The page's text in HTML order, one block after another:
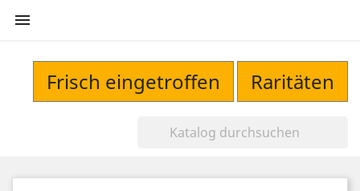

Frisch eingetroffen Raritäten